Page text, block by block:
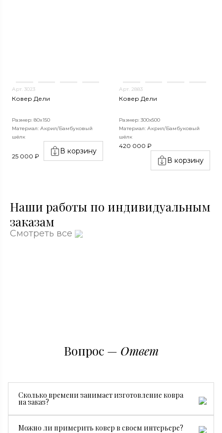
Арт. 3023
Ковер Дели
Размер: 80x150
Материал: Акрил/Бамбуковый
шёлк
25 000 ₽
В корзину
Арт. 2883
Ковер Дели
Размер: 300х500
Материал: Акрил/Бамбуковый
шёлк
420 000 ₽
В корзину
Наши работы по индивидуальным
заказам
Смотреть все
Вопрос — Ответ
Сколько времени занимает изготовление ковра
на заказ?
Можно ли примерить ковер в своем интерьере?